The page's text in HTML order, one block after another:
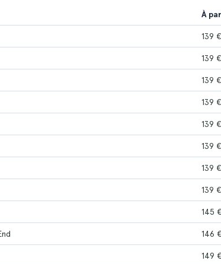
À
139 €
139 €
139 €
139 €
139 €
139 €
139 €
139 €
145 €
146 €
149 €